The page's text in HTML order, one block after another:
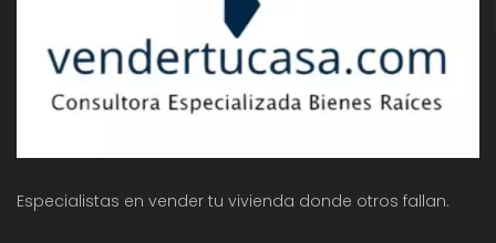
Especialistas en vender tu vivienda donde otros fallan.